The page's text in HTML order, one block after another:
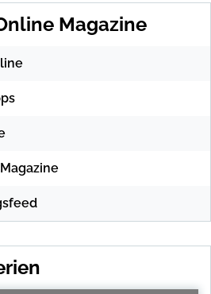
Magazine